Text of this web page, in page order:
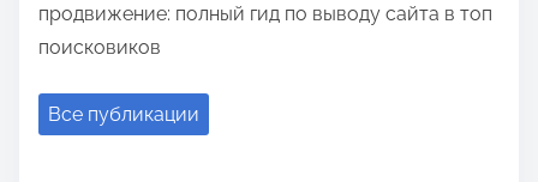
продвижение: полный гид по выводу сайта в топ
поисковиков
Все публикации